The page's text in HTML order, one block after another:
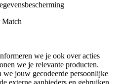
Match
we je ook over acties
we je relevante producten.
we jouw gecodeerde persoonlijke
externe aanbieders en gebruiken